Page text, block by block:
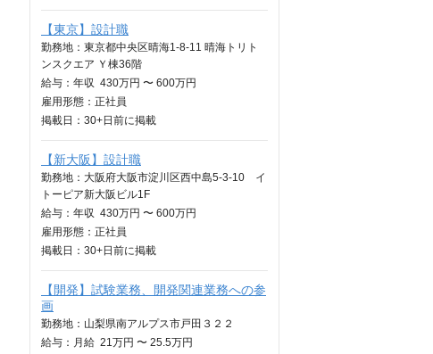
【東京】設計職
勤務地：東京都中央区晴海1-8-11 晴海トリト
ンスクエア Ｙ棟36階
給与： 年収 430万円 〜 600万円
雇用形態：正社員
掲載日： 30+日 前に掲載
【新大阪】設計職
勤務地：大阪府大阪市淀川区西中島5-3-10 イ
トーピア新大阪ビル1F
給与： 年収 430万円 〜 600万円
雇用形態：正社員
掲載日： 30+日 前に掲載
【開発】試験業務、開発関連業務への参
画
勤務地：山梨県南アルプス市戸田３２２
給与： 月給 21万円 〜 25.5万円